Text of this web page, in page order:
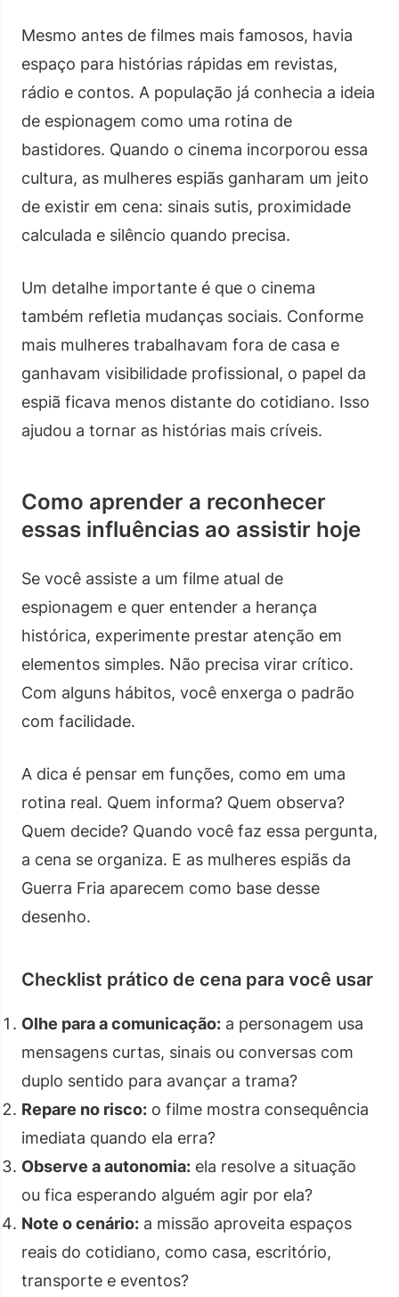
Mesmo antes de filmes mais famosos, havia
espaço para histórias rápidas em revistas,
rádio e contos. A população já conhecia a ideia
de espionagem como uma rotina de
bastidores. Quando o cinema incorporou essa
cultura, as mulheres espiãs ganharam um jeito
de existir em cena: sinais sutis, proximidade
calculada e silêncio quando precisa.
Um detalhe importante é que o cinema
também refletia mudanças sociais. Conforme
mais mulheres trabalhavam fora de casa e
ganhavam visibilidade profissional, o papel da
espiã ficava menos distante do cotidiano. Isso
ajudou a tornar as histórias mais críveis.
Como aprender a reconhecer
essas influências ao assistir hoje
Se você assiste a um filme atual de
espionagem e quer entender a herança
histórica, experimente prestar atenção em
elementos simples. Não precisa virar crítico.
Com alguns hábitos, você enxerga o padrão
com facilidade.
A dica é pensar em funções, como em uma
rotina real. Quem informa? Quem observa?
Quem decide? Quando você faz essa pergunta,
a cena se organiza. E as mulheres espiãs da
Guerra Fria aparecem como base desse
desenho.
Checklist prático de cena para você usar
Olhe para a comunicação: a personagem usa
mensagens curtas, sinais ou conversas com
duplo sentido para avançar a trama?
Repare no risco: o filme mostra consequência
imediata quando ela erra?
Observe a autonomia: ela resolve a situação
ou fica esperando alguém agir por ela?
Note o cenário: a missão aproveita espaços
reais do cotidiano, como casa, escritório,
transporte e eventos?